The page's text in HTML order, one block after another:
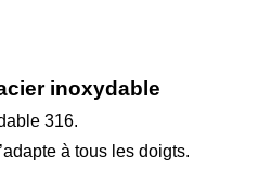
inoxydable
316.
à tous les doigts.